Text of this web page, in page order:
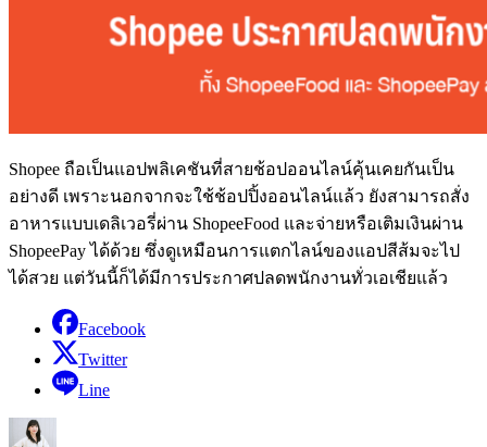
Shopee ถือเป็นแอปพลิเคชันที่สายช้อปออนไลน์คุ้นเคยกันเป็น
อย่างดี เพราะนอกจากจะใช้ช้อปปิ้งออนไลน์แล้ว ยังสามารถสั่ง
อาหารแบบเดลิเวอรี่ผ่าน ShopeeFood และจ่ายหรือเติมเงินผ่าน
ShopeePay ได้ด้วย ซึ่งดูเหมือนการแตกไลน์ของแอปสีส้มจะไป
ได้สวย แต่วันนี้ก็ได้มีการประกาศปลดพนักงานทั่วเอเชียแล้ว
Facebook
Twitter
Line